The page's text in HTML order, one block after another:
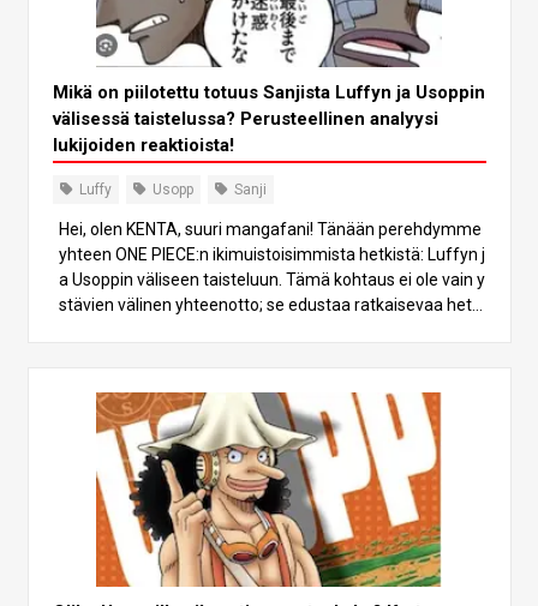
Mikä on piilotettu totuus Sanjista Luffyn ja Usoppin
välisessä taistelussa? Perusteellinen analyysi
lukijoiden reaktioista!
Luffy Usopp Sanji
Hei, olen KENTA, suuri mangafani! Tänään perehdymme
yhteen ONE PIECE:n ikimuistoisimmista hetkistä: Luffyn j
a Usoppin väliseen taisteluun. Tämä kohtaus ei ole vain y
stävien välinen yhteenotto; se edustaa ratkaisevaa hetk
lun tausta Luffyn ja Usoppin välinen taistelu pyörii heidä
n rakkaan Going Merryn ympärillä. Going Merry symboloi
heidän seikkailujaan ja on täynnä muistoja, jotka ovat sy
ventäneet heidän siteitään miehistötovereina. Tarinassa
Luffy tunnustaa aluksen rajallisuuden ja päättää erota,
mutta Usopp ei voi hyväksyä tätä päätöstä. Tämä ristiriit
a symboloi molempien hahmojen sisäistä tunnekuohua.
2. Taistelun kehitys ja lukijoiden reaktiot Taistelun kärjist